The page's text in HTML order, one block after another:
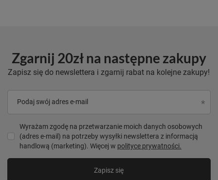
Zgarnij 20zł na następne zakupy
Zapisz się do newslettera i zgarnij rabat na kolejne zakupy!
Podaj swój adres e-mail
Wyrażam zgodę na przetwarzanie moich danych osobowych
(adres e-mail) na potrzeby wysyłki newslettera z informacją
handlową (marketing). Więcej w polityce prywatności.
Zapisz się